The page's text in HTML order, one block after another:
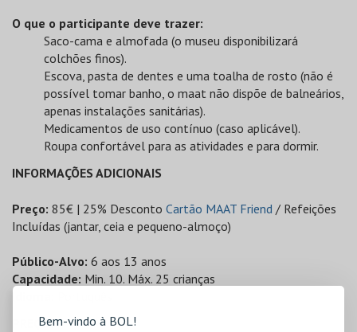
Bem-vindo à BOL!
O que o participante deve trazer:
Saco-cama e almofada (o museu disponibilizará
colchões finos).
Escova, pasta de dentes e uma toalha de rosto (não é
possível tomar banho, o maat não dispõe de balneários,
apenas instalações sanitárias).
Medicamentos de uso contínuo (caso aplicável).
Roupa confortável para as atividades e para dormir.
INFORMAÇÕES ADICIONAIS
Preço: 85€ | 25% Desconto Cartão MAAT Friend / Refeições
Incluídas (jantar, ceia e pequeno-almoço)
Público-Alvo: 6 aos 13 anos
Capacidade: Min. 10. Máx. 25 crianças
PREÇOS